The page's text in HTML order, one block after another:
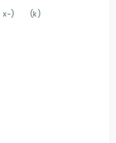
x-) (k)